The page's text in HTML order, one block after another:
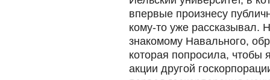
впервые произнесу
кому-то уже рассказывал.
знакомому Навального,
которая попросила, чтобы
акции другой